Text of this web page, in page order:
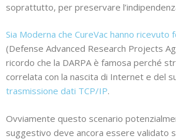
soprattutto, per preservare
Sia Moderna che CureVac hanno ricevuto
(Defense Advanced Research Projects
ricordo che la DARPA è famosa perché
correlata con la nascita di Internet e del
trasmissione dati TCP/IP.
Ovviamente questo scenario
suggestivo deve ancora essere validato